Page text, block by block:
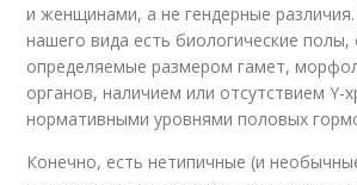
и женщинами, а не гендерные
нашего вида есть биологические
определяемые размером гамет,
органов, наличием или отсутствием Y-
нормативными уровнями половых
Конечно, есть нетипичные (и